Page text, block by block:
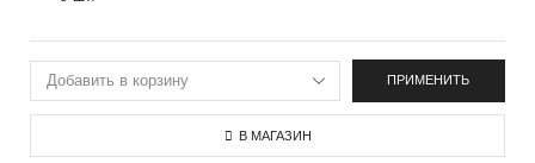
ПРИМЕНИТЬ
В МАГАЗИН